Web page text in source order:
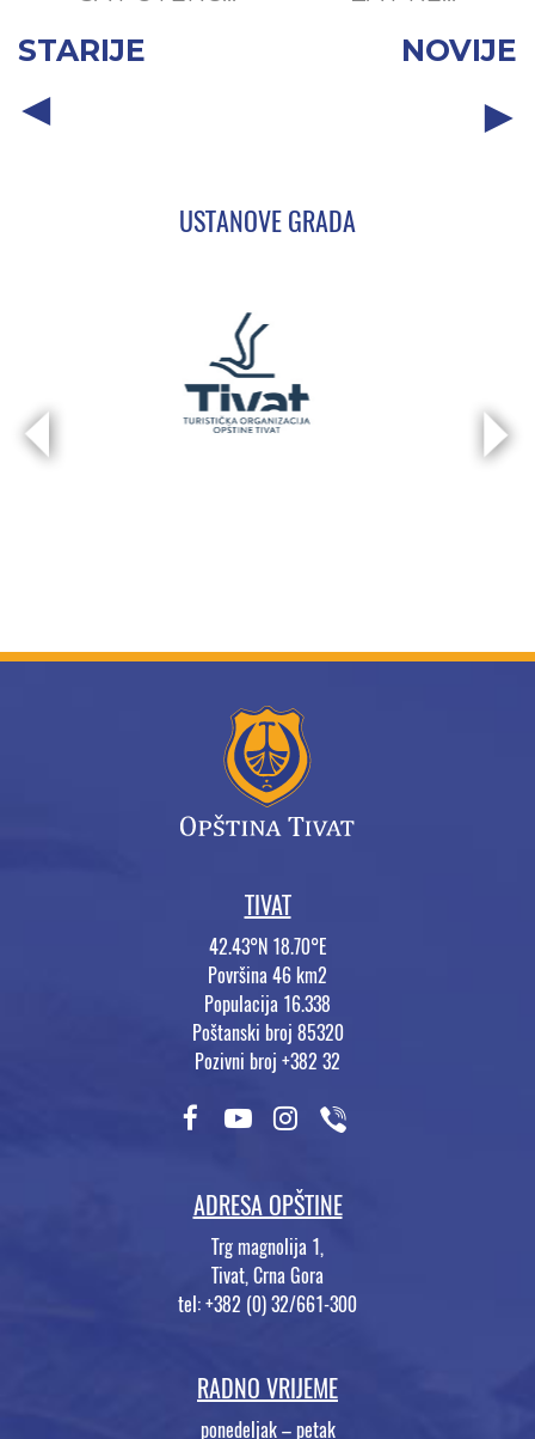
STARIJE NOVIJE
USTANOVE GRADA
TIVAT
42.43°N 18.70°E
Površina 46 km2
Populacija 16.338
Poštanski broj 85320
Pozivni broj +382 32
ADRESA OPŠTINE
Trg magnolija 1,
Tivat, Crna Gora
tel: +382 (0) 32/661-300
RADNO VRIJEME
ponedeljak – petak